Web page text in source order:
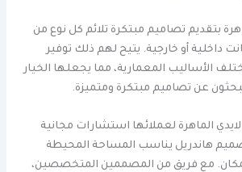
بتقديم تصاميم مبتكرة تلائم كل نوع من
داخلية أو خارجية. يتيح لهم ذلك توفير
الأساليب المعمارية، مما يجعلها الخيار
يبحثون عن تصاميم مبتكرة ومتميزة.
الماهرة لعملائها استشارات مجانية
هاندريل يناسب المساحة المحيطة
مع فريق من المصممين المتخصصين،